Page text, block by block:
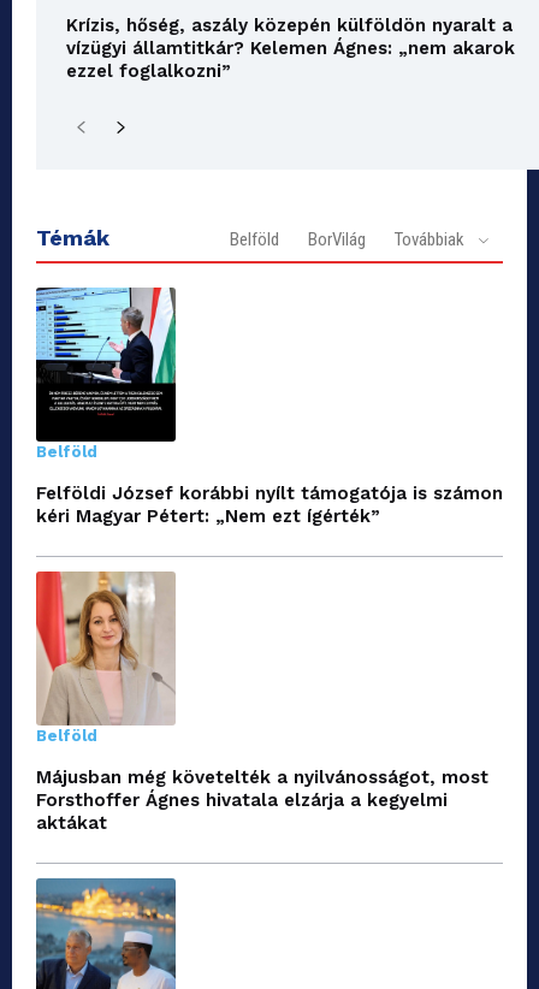
Krízis, hőség, aszály közepén külföldön nyaralt a
vízügyi államtitkár? Kelemen Ágnes: „nem akarok
ezzel foglalkozni”
Témák Belföld BorVilág Továbbiak
Belföld
Felföldi József korábbi nyílt támogatója is számon
kéri Magyar Pétert: „Nem ezt ígérték”
Belföld
Májusban még követelték a nyilvánosságot, most
Forsthoffer Ágnes hivatala elzárja a kegyelmi
aktákat